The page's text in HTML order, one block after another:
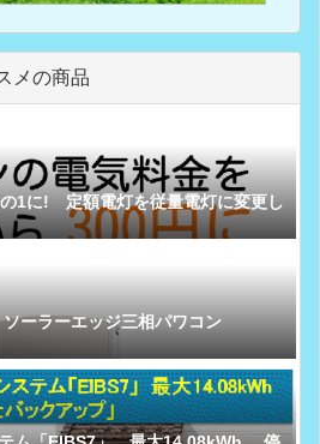
メの商品
1に! 定額電灯を従量電灯に変更し
ソーラーエッジ三相パワコン